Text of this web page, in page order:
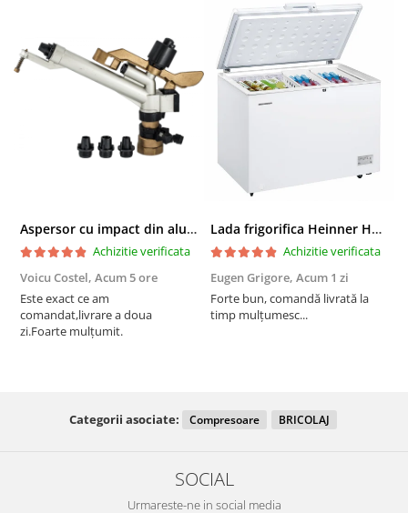
Aspersor cu impact din aluminiu cu FI, Presiune (bar)1.5-5, Diametru de aspersie (m)32-58
Achizitie verificata
Voicu Costel, Acum 5 ore
Este exact ce am
comandat,livrare a doua
zi.Foarte mulțumit.
Lada frigorifica Heinner HCF-287CNHE++, 287 l, Clasa E, Compresor inverter, Iluminare LED, Functionalitate frigider, Alb
Achizitie verificata
Eugen Grigore, Acum 1 zi
Forte bun, comandă livrată la
timp mulțumesc...
Categorii asociate: Compresoare BRICOLAJ
SOCIAL
Urmareste-ne in social media